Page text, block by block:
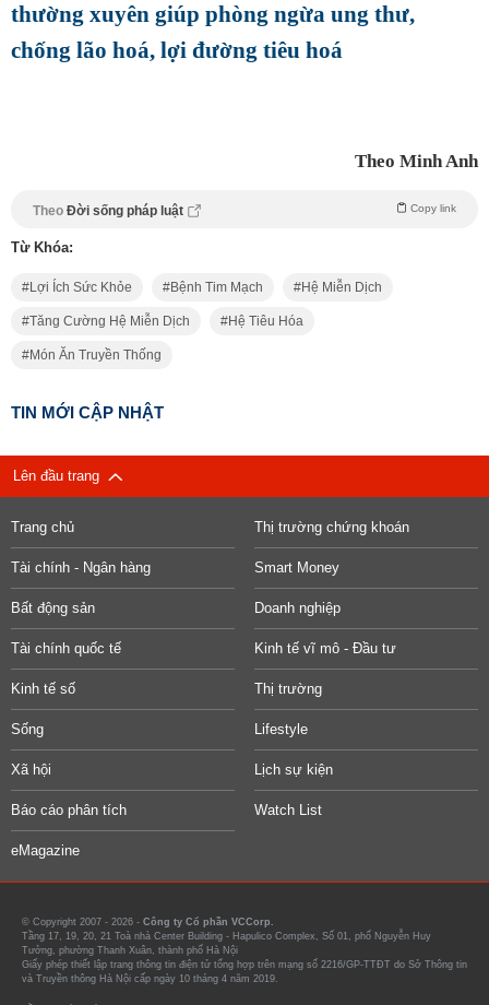
thường xuyên giúp phòng ngừa ung thư,
chống lão hoá, lợi đường tiêu hoá
Theo Minh Anh
Theo Đời sống pháp luật Copy link
Từ Khóa:
Lợi Ích Sức Khỏe Bệnh Tim Mạch Hệ Miễn Dịch
Tăng Cường Hệ Miễn Dịch Hệ Tiêu Hóa
Món Ăn Truyền Thống
TIN MỚI CẬP NHẬT
Lên đầu trang
Trang chủ Thị trường chứng khoán
Tài chính - Ngân hàng Smart Money
Bất động sản Doanh nghiệp
Tài chính quốc tế Kinh tế vĩ mô - Đầu tư
Kinh tế số Thị trường
Sống Lifestyle
Xã hội Lịch sự kiện
Báo cáo phân tích Watch List
eMagazine
© Copyright 2007 - 2026 - Công ty Cổ phần VCCorp.
Tầng 17, 19, 20, 21 Toà nhà Center Building - Hapulico Complex, Số 01, phố Nguyễn Huy
Tưởng, phường Thanh Xuân, thành phố Hà Nội
Giấy phép thiết lập trang thông tin điện tử tổng hợp trên mạng số 2216/GP-TTĐT do Sở Thông tin
và Truyền thông Hà Nội cấp ngày 10 tháng 4 năm 2019.